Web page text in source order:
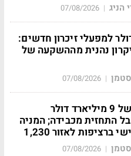
הניג |
07/08/2026
דולר למפעלי זיכרון חדשים:
נהנית מההשקעה של
|
07/08/2026
הכנסות שיא של 9 מיליארד דולר
התחזית מכבידה; המניה
ברציפות לאזור 1,230
|
07/08/2026